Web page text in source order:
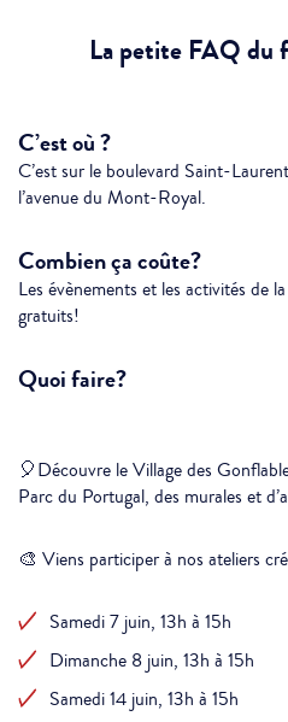
La petite FAQ du
C’est où ?
C’est sur le boulevard Saint-
l’avenue du Mont-Royal.
Combien ça coûte?
Les évènements et les activités de
gratuits!
Quoi faire?
🎈Découvre le Village des
Parc du Portugal, des murales et
🎨 Viens participer à nos ateliers
Samedi 7 juin, 13h à 15h
Dimanche 8 juin, 13h à 15h
Samedi 14 juin, 13h à 15h